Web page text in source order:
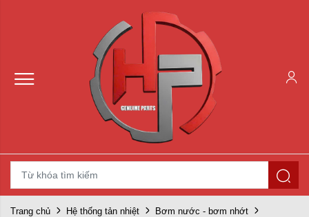
Trang chủ Hệ thống tản nhiệt
Bơm nước - bơm nhớt